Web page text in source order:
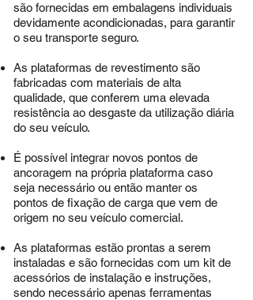
são fornecidas em embalagens individuais
devidamente acondicionadas, para garantir
o seu transporte seguro.
As plataformas de revestimento são
fabricadas com materiais de alta
qualidade, que conferem uma elevada
resistência ao desgaste da utilização diária
do seu veículo.
É possível integrar novos pontos de
ancoragem na própria plataforma caso
seja necessário ou então manter os
pontos de fixação de carga que vem de
origem no seu veículo comercial.
As plataformas estão prontas a serem
instaladas e são fornecidas com um kit de
acessórios de instalação e instruções,
sendo necessário apenas ferramentas